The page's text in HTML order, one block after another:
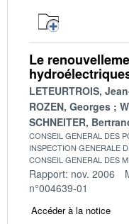
Le
LETEURTROIS,
ROZEN, Georges
SCHNEITER,
CONSEIL GENERAL DES
INSPECTION GENERALE
CONSEIL GENERAL DES
Rapport: nov. 2006
n°004639-01
Accéder à la notice